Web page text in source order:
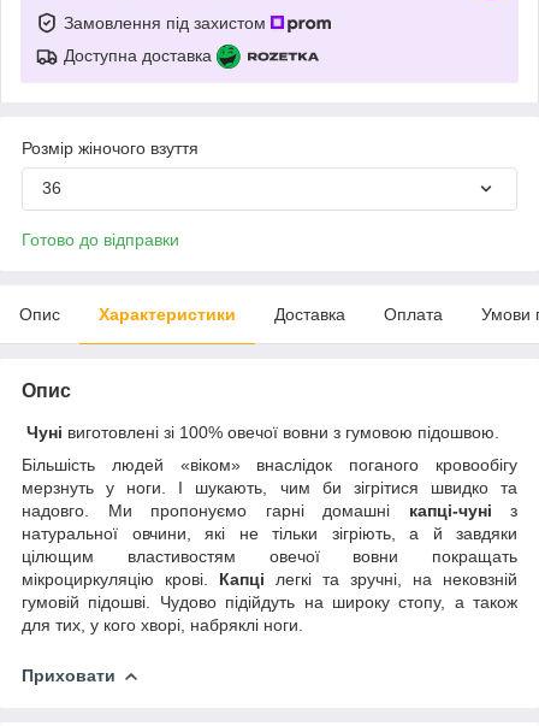
Замовлення під захистом
Доступна доставка
Розмір жіночого взуття
36
Готово до відправки
Опис Характеристики Доставка Оплата Умови
Опис
Чуні виготовлені зі 100% овечої вовни з гумовою підошвою.
Більшість людей «віком» внаслідок поганого кровообігу
мерзнуть у ноги. І шукають, чим би зігрітися швидко та
надовго. Ми пропонуємо гарні домашні капці-чуні з
натуральної овчини, які не тільки зігріють, а й завдяки
цілющим властивостям овечої вовни покращать
мікроциркуляцію крові. Капці легкі та зручні, на нековзній
гумовій підошві. Чудово підійдуть на широку стопу, а також
для тих, у кого хворі, набряклі ноги.
Приховати